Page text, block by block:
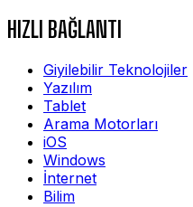
HIZLI BAĞLANTI
Giyilebilir Teknolojiler
Yazılım
Tablet
Arama Motorları
iOS
Windows
İnternet
Bilim